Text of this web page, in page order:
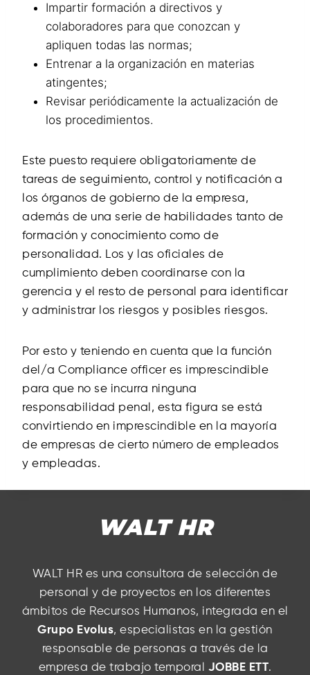
Impartir formación a directivos y
colaboradores para que conozcan y
apliquen todas las normas;
Entrenar a la organización en materias
atingentes;
Revisar periódicamente la actualización de
los procedimientos.
Este puesto requiere obligatoriamente de
tareas de seguimiento, control y notificación a
los órganos de gobierno de la empresa,
además de una serie de habilidades tanto de
formación y conocimiento como de
personalidad. Los y las oficiales de
cumplimiento deben coordinarse con la
gerencia y el resto de personal para identificar
y administrar los riesgos y posibles riesgos.
Por esto y teniendo en cuenta que la función
del/a Compliance officer es imprescindible
para que no se incurra ninguna
responsabilidad penal, esta figura se está
convirtiendo en imprescindible en la mayoría
de empresas de cierto número de empleados
y empleadas.
WALT HR
WALT HR es una consultora de selección de
personal y de proyectos en los diferentes
ámbitos de Recursos Humanos, integrada en el
Grupo Evolus, especialistas en la gestión
responsable de personas a través de la
empresa de trabajo temporal JOBBE ETT .